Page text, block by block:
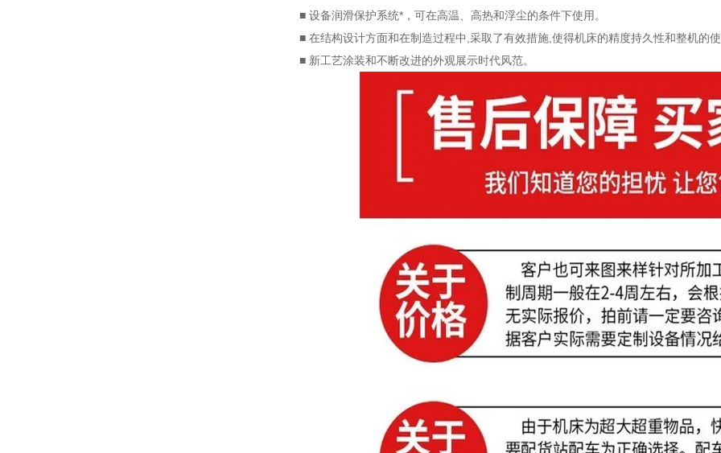
■ 设备润滑保护系统*，可在高温、高热和浮尘的条件下使用。
■ 在结构设计方面和在制造过程中,采取了有效措施,使得机床的精度持久性和整机的
■ 新工艺涂装和不断改进的外观展示时代风范。